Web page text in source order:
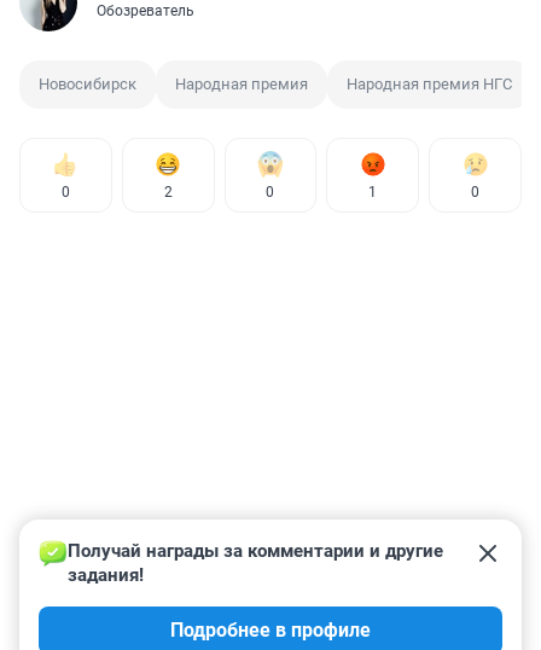
Обозреватель
Новосибирск Народная премия Народная премия НГС
0 2 0 1 0
Получай награды за комментарии и другие
задания!
Подробнее в профиле